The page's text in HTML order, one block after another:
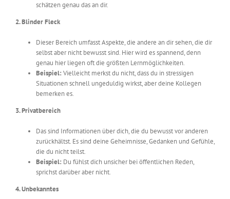
schätzen genau das an dir.
2. Blinder Fleck
Dieser Bereich umfasst Aspekte, die andere an dir sehen, die dir
selbst aber nicht bewusst sind. Hier wird es spannend, denn
genau hier liegen oft die größten Lernmöglichkeiten.
Beispiel: Vielleicht merkst du nicht, dass du in stressigen
Situationen schnell ungeduldig wirkst, aber deine Kollegen
bemerken es.
3. Privatbereich
Das sind Informationen über dich, die du bewusst vor anderen
zurückhältst. Es sind deine Geheimnisse, Gedanken und Gefühle,
die du nicht teilst.
Beispiel: Du fühlst dich unsicher bei öffentlichen Reden,
sprichst darüber aber nicht.
4. Unbekanntes